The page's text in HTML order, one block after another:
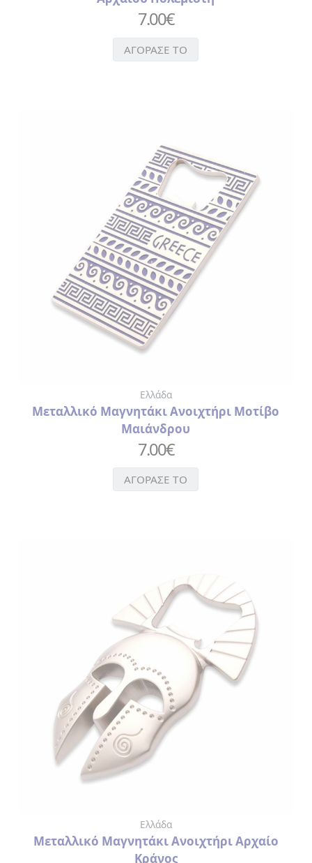
7.00€
ΑΓΟΡΑΣΕ ΤΟ
Ελλάδα
Μεταλλικό Μαγνητάκι Ανοιχτήρι Μοτίβο
Μαιάνδρου
7.00€
ΑΓΟΡΑΣΕ ΤΟ
Ελλάδα
Μεταλλικό Μαγνητάκι Ανοιχτήρι Αρχαίο
Κράνος